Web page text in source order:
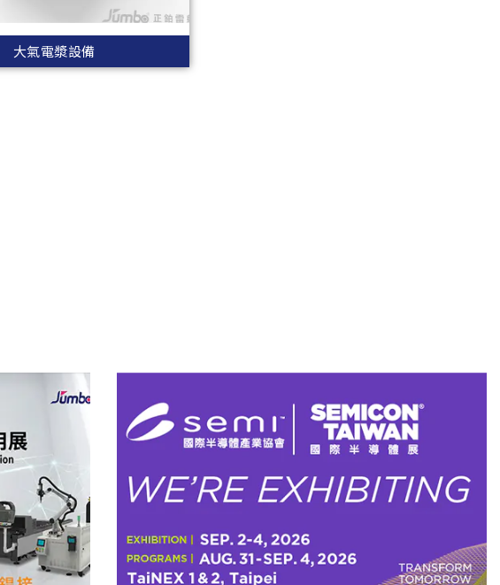
大氣電漿設備